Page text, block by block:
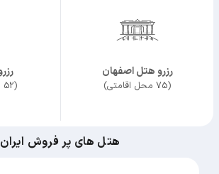
رزرو هتل اصفهان
(75 محل اقامتی) (52 محل اقامتی)
هتل های پر فروش ایران